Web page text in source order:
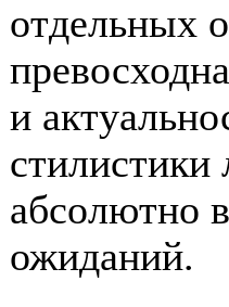
отдельных
и
стилистики
абсолютно
ожиданий.